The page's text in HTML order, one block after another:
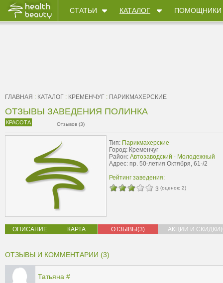
СТАТЬИ КАТАЛОГ ПОМОЩНИКИ
ГЛАВНАЯ : КАТАЛОГ : КРЕМЕНЧУГ : ПАРИКМАХЕРСКИЕ
ОТЗЫВЫ ЗАВЕДЕНИЯ ПОЛИНКА
КРАСОТА Отзывов (3)
Тип: Парикмахерские
Город: Кременчуг
Район: Автозаводский - Молодежный
Адрес: пр. 50-летия Октября, 61-/2
Рейтинг заведения:
3 (оценок: 2)
ОПИСАНИЕ КАРТА ОТЗЫВЫ(3) АКЦИИ И
ОТЗЫВЫ И КОММЕНТАРИИ (3)
Татьяна #